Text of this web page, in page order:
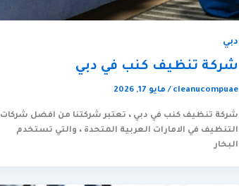
دبي
شركة تنظيف كنب في دبي
cleanucompuae
/ مايو 17, 2026
شركة تنظيف كنب في دبي ، تعتبر شركتنا من افضل شركات
التنظيف في الامارات العربية المتحدة ، والتي تستخدم
البخار